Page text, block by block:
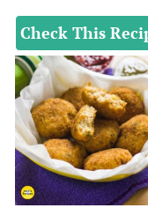
Check This